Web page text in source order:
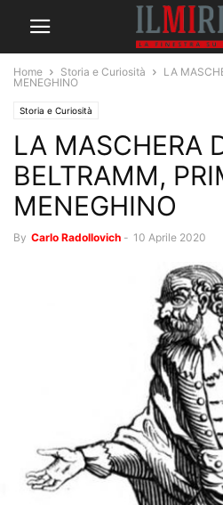
Home Storia e Curiosità
LA
MENEGHINO
Storia e Curiosità
LA MASCHERA
BELTRAMM,
MENEGHINO
By Carlo Radollovich - 10 Aprile 2020